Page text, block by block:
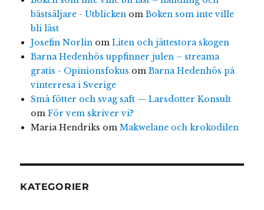
bästsäljare - Utblickenom Boken som inte ville
bli läst
Josefin Norlinom Liten och jättestora skogen
Barna Hedenhös uppfinner julen – streama
gratis - Opinionsfokus om Barna Hedenhös på
vinterresa i Sverige
Små fötter och svag saft — Larsdotter Konsult
om För vem skriver vi?
Maria Hendriks om Makwelane och krokodilen
KATEGORIER